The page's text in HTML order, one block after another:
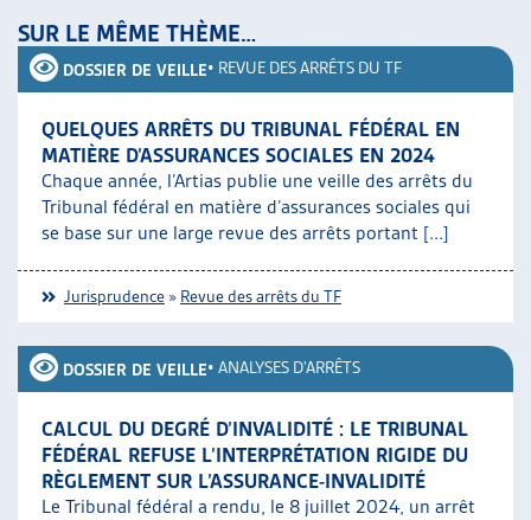
SUR LE MÊME THÈME…
DOSSIER DE VEILLE• REVUE DES ARRÊTS DU TF
QUELQUES ARRÊTS DU TRIBUNAL FÉDÉRAL EN
MATIÈRE D’ASSURANCES SOCIALES EN 2024
Chaque année, l’Artias publie une veille des arrêts du
Tribunal fédéral en matière d’assurances sociales qui
se base sur une large revue des arrêts portant [...]
Jurisprudence » Revue des arrêts du TF
DOSSIER DE VEILLE• ANALYSES D'ARRÊTS
CALCUL DU DEGRÉ D’INVALIDITÉ : LE TRIBUNAL
FÉDÉRAL REFUSE L’INTERPRÉTATION RIGIDE DU
RÈGLEMENT SUR L’ASSURANCE-INVALIDITÉ
Le Tribunal fédéral a rendu, le 8 juillet 2024, un arrêt